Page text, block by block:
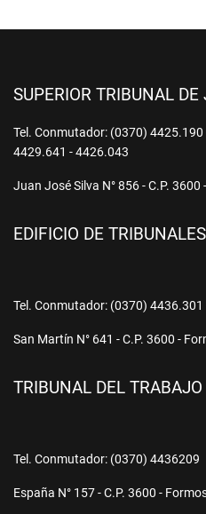
SUPERIOR TRIBUNAL DE
Tel. Conmutador: (0370)
4429.641 - 4426.043
Juan José Silva N° 856 - C.P. 3600
EDIFICIO DE TRIBUNALES
Tel. Conmutador: (0370)
San Martín N° 641 - C.P. 3600 -
TRIBUNAL DEL TRABAJO
Tel. Conmutador: (0370) 4436209
España N° 157 - C.P. 3600 -